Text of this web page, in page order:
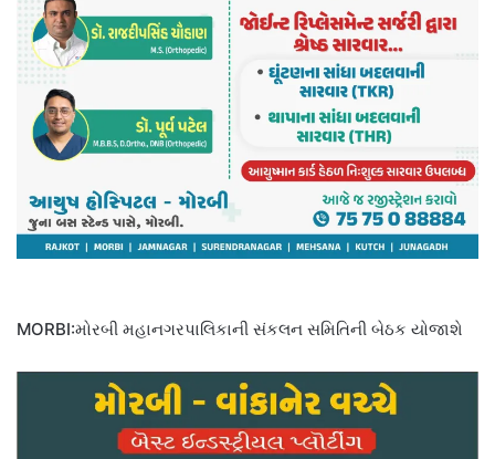
MORBI:મોરબી મહાનગરપાલિકાની સંકલન સમિતિની બેઠક યોજાશે